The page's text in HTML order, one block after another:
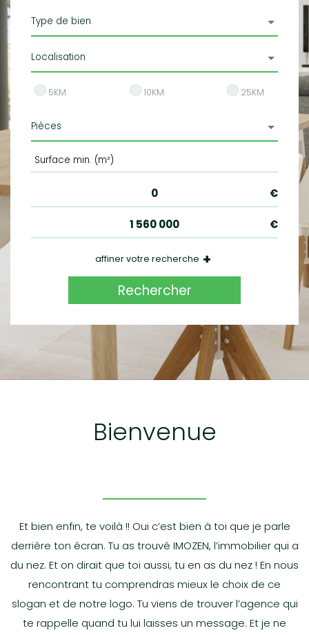
Type de bien
Localisation
5KM 10KM 25KM
Pièces
Rechercher
affiner votre recherche +
Terrasse
bienvenue
Et bien enfin, te voilà !! Oui c’est bien à toi que je parle
derrière ton écran. Tu as trouvé IMOZEN, l’immobilier qui a
du nez. Et on dirait que toi aussi, tu en as du nez ! En nous
rencontrant tu comprendras mieux le choix de ce
slogan et de notre logo. Tu viens de trouver l’agence qui
te rappelle quand tu lui laisses un message. Et je ne